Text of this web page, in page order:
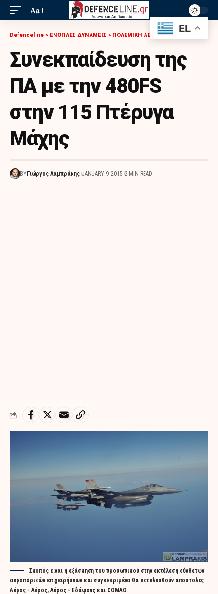
Aa
Defenceline > ΕΝΟΠΛΕΣ ΔΥΝΑΜΕΙΣ > ΠΟΛΕΜΙΚΗ ΑΕΡΟΠΟΡΙΑ
Συνεκπαίδευση της
ΠΑ με την 480FS
στην 115 Πτέρυγα
Μάχης
BY Γιώργος Λαμπράκης JANUARY 9, 2015 2 MIN READ
Σκοπός είναι η εξάσκηση του προσωπικού στην εκτέλεση σύνθετων
αεροπορικών επιχειρήσεων και συγκεκριμένα θα εκτελεσθούν αποστολές
Αέρος - Αέρος, Αέρος - Εδάφους και COMAO.
EL